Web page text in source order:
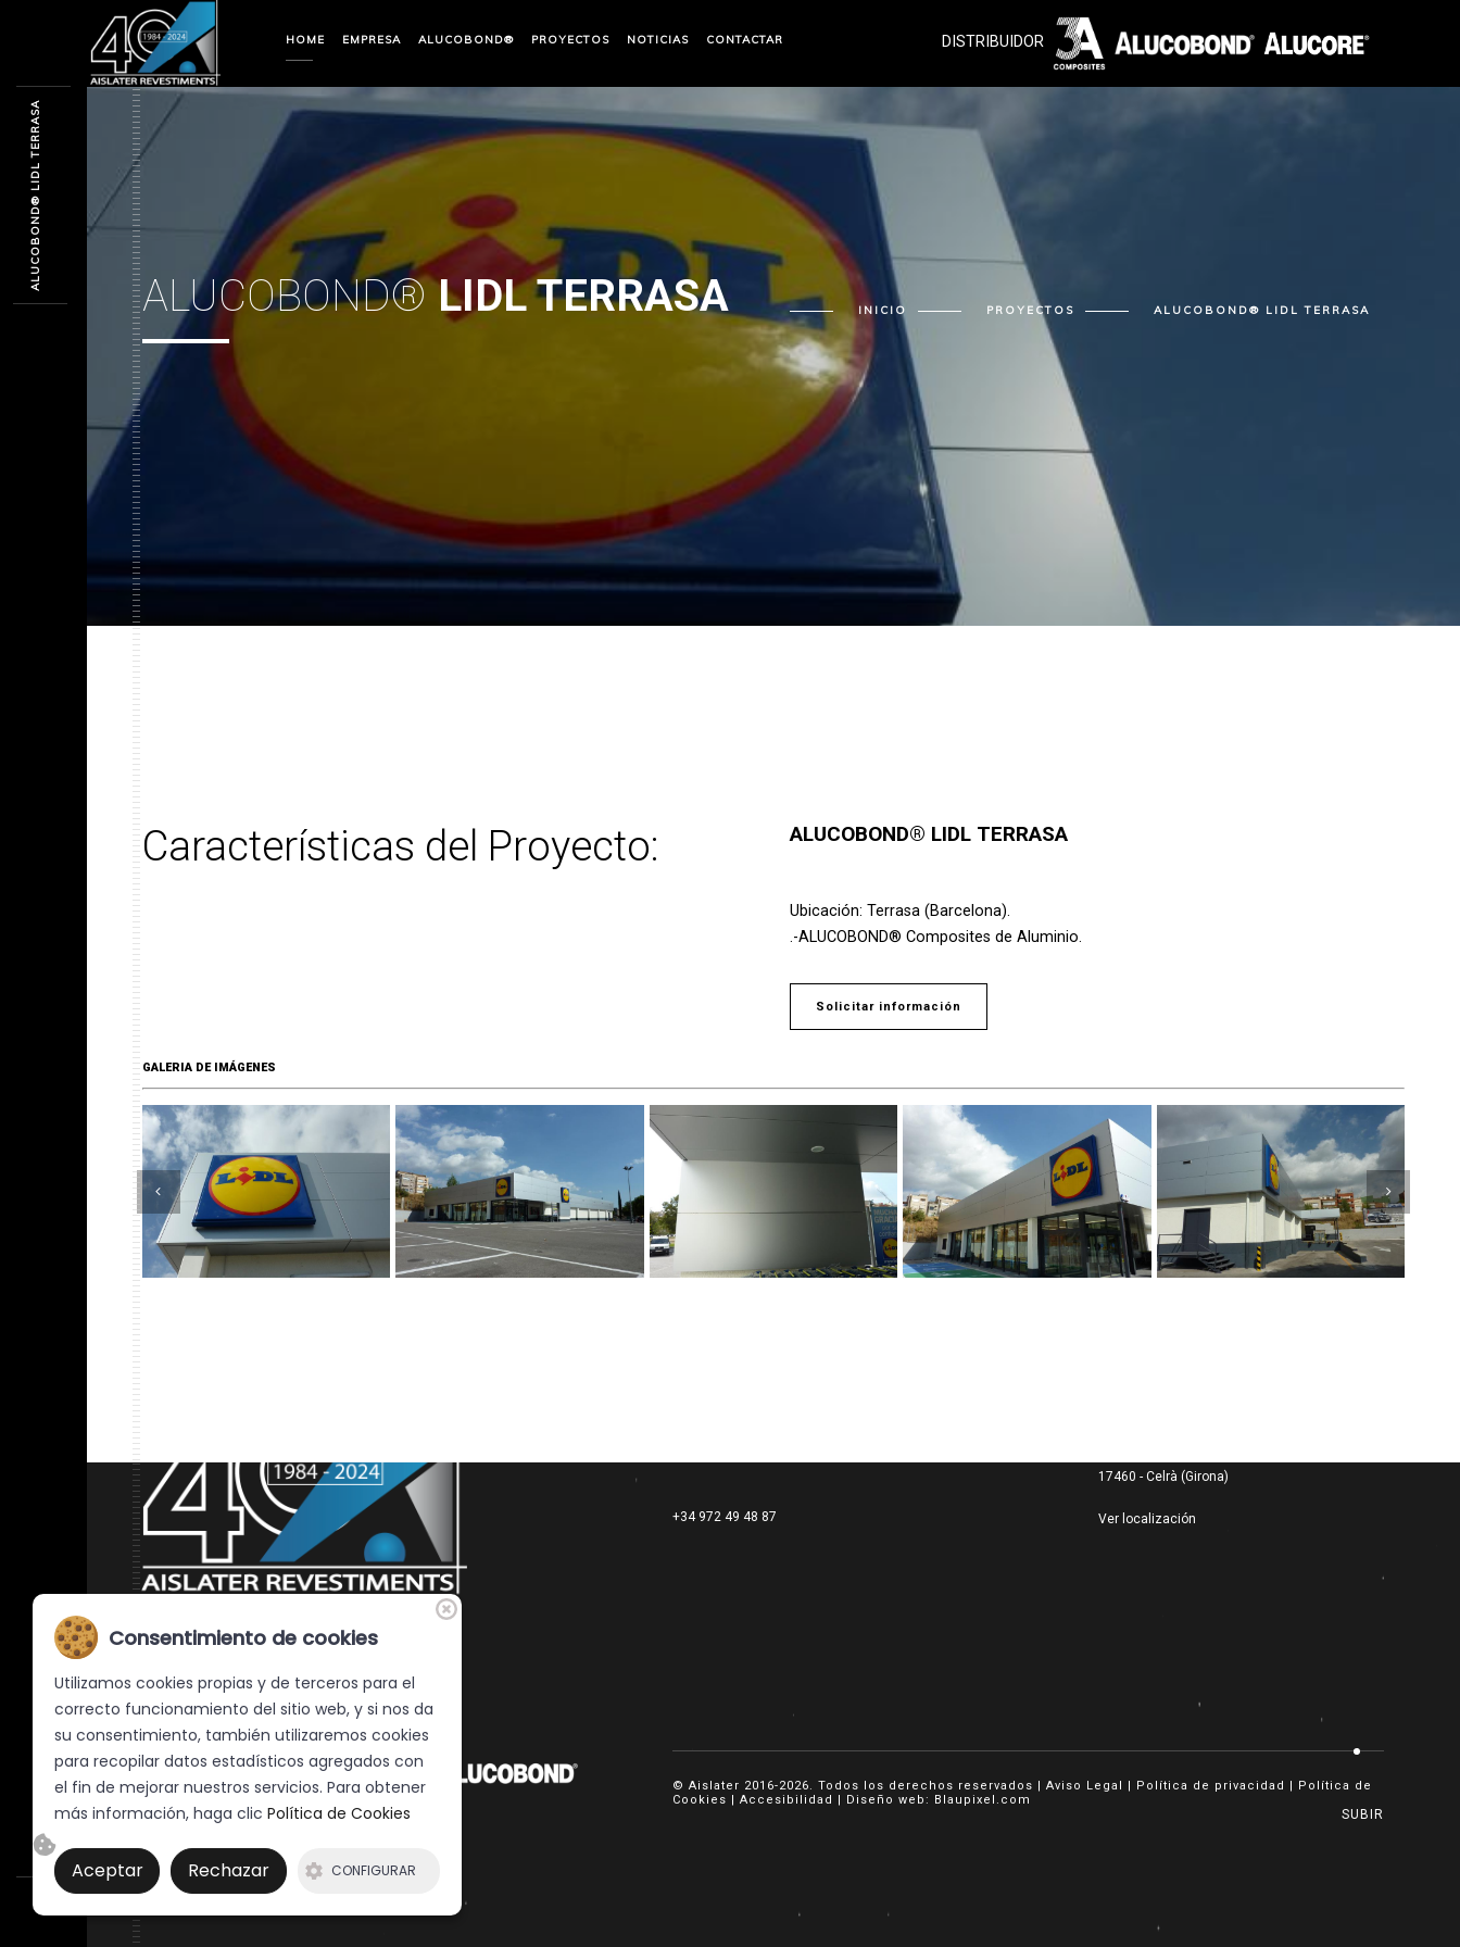
HOME EMPRESA ALUCOBOND® PROYECTOS NOTICIAS CONTACTAR DISTRIBUIDOR
ALUCOBOND®LIDL TERRASA INICIO PROYECTOS ALUCOBOND® LIDL TERRASA
Características del Proyecto: ALUCOBOND® LIDL TERRASA
Ubicación: Terrasa (Barcelona).
.-ALUCOBOND® Composites de Aluminio.
Solicitar información
GALERIA DE IMÁGENES
Desde 1984, Una empresa donde convergen los
Decoración y el Diseño. Especialistas en
revestimientos arquitectónicos.
+34 972 49 48 87
17460 - Celrà (Girona)
Ver localización
DISTRIBUIDOR
© Aislater 2016-2026. Todos los derechos reservados |Aviso Legal | Política de privacidad | Política de
Cookies |Accesibilidad | Diseño web: Blaupixel.com
SUBIR
ALUCOBOND® LIDL TERRASA
Consentimiento de cookies
Utilizamos cookies propias y de terceros para el
correcto funcionamiento del sitio web, y si nos da
su consentimiento, también utilizaremos cookies
para recopilar datos estadísticos agregados con
el fin de mejorar nuestros servicios. Para obtener
más información, haga clic Política de Cookies
Aceptar Rechazar CONFIGURAR